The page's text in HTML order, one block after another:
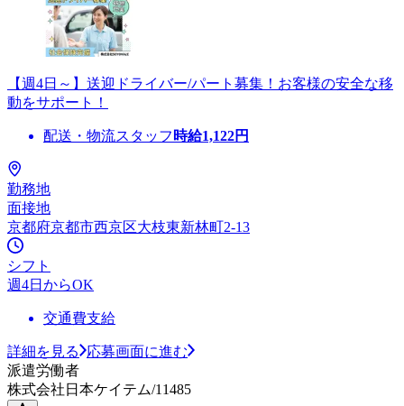
【週4日～】送迎ドライバー/パート募集！お客様の安全な移
動をサポート！
配送・物流スタッフ 時給1,122円
勤務地
面接地
京都府京都市西京区大枝東新林町2-13
シフト
週4日からOK
交通費支給
詳細を見る
応募画面に進む
派遣労働者
株式会社日本ケイテム/11485